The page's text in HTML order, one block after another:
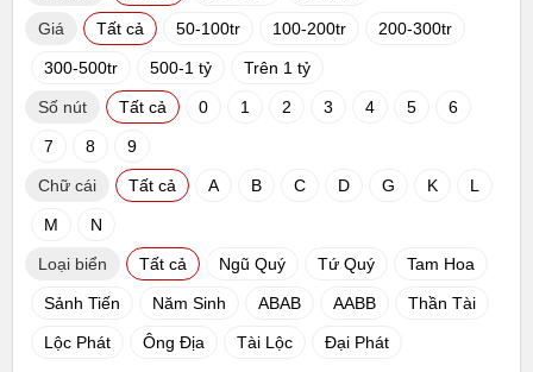
Giá Tất cả 50-100tr 100-200tr 200-300tr
300-500tr 500-1 tỷ Trên 1 tỷ
Số nút Tất cả 0 1 2 3 4 5 6
7 8 9
Chữ cái Tất cả A B C D G K L
M N
Loại biển Tất cả Ngũ Quý Tứ Quý Tam Hoa
Sảnh Tiến Năm Sinh ABAB AABB Thần Tài
Lộc Phát Ông Địa Tài Lộc Đại Phát